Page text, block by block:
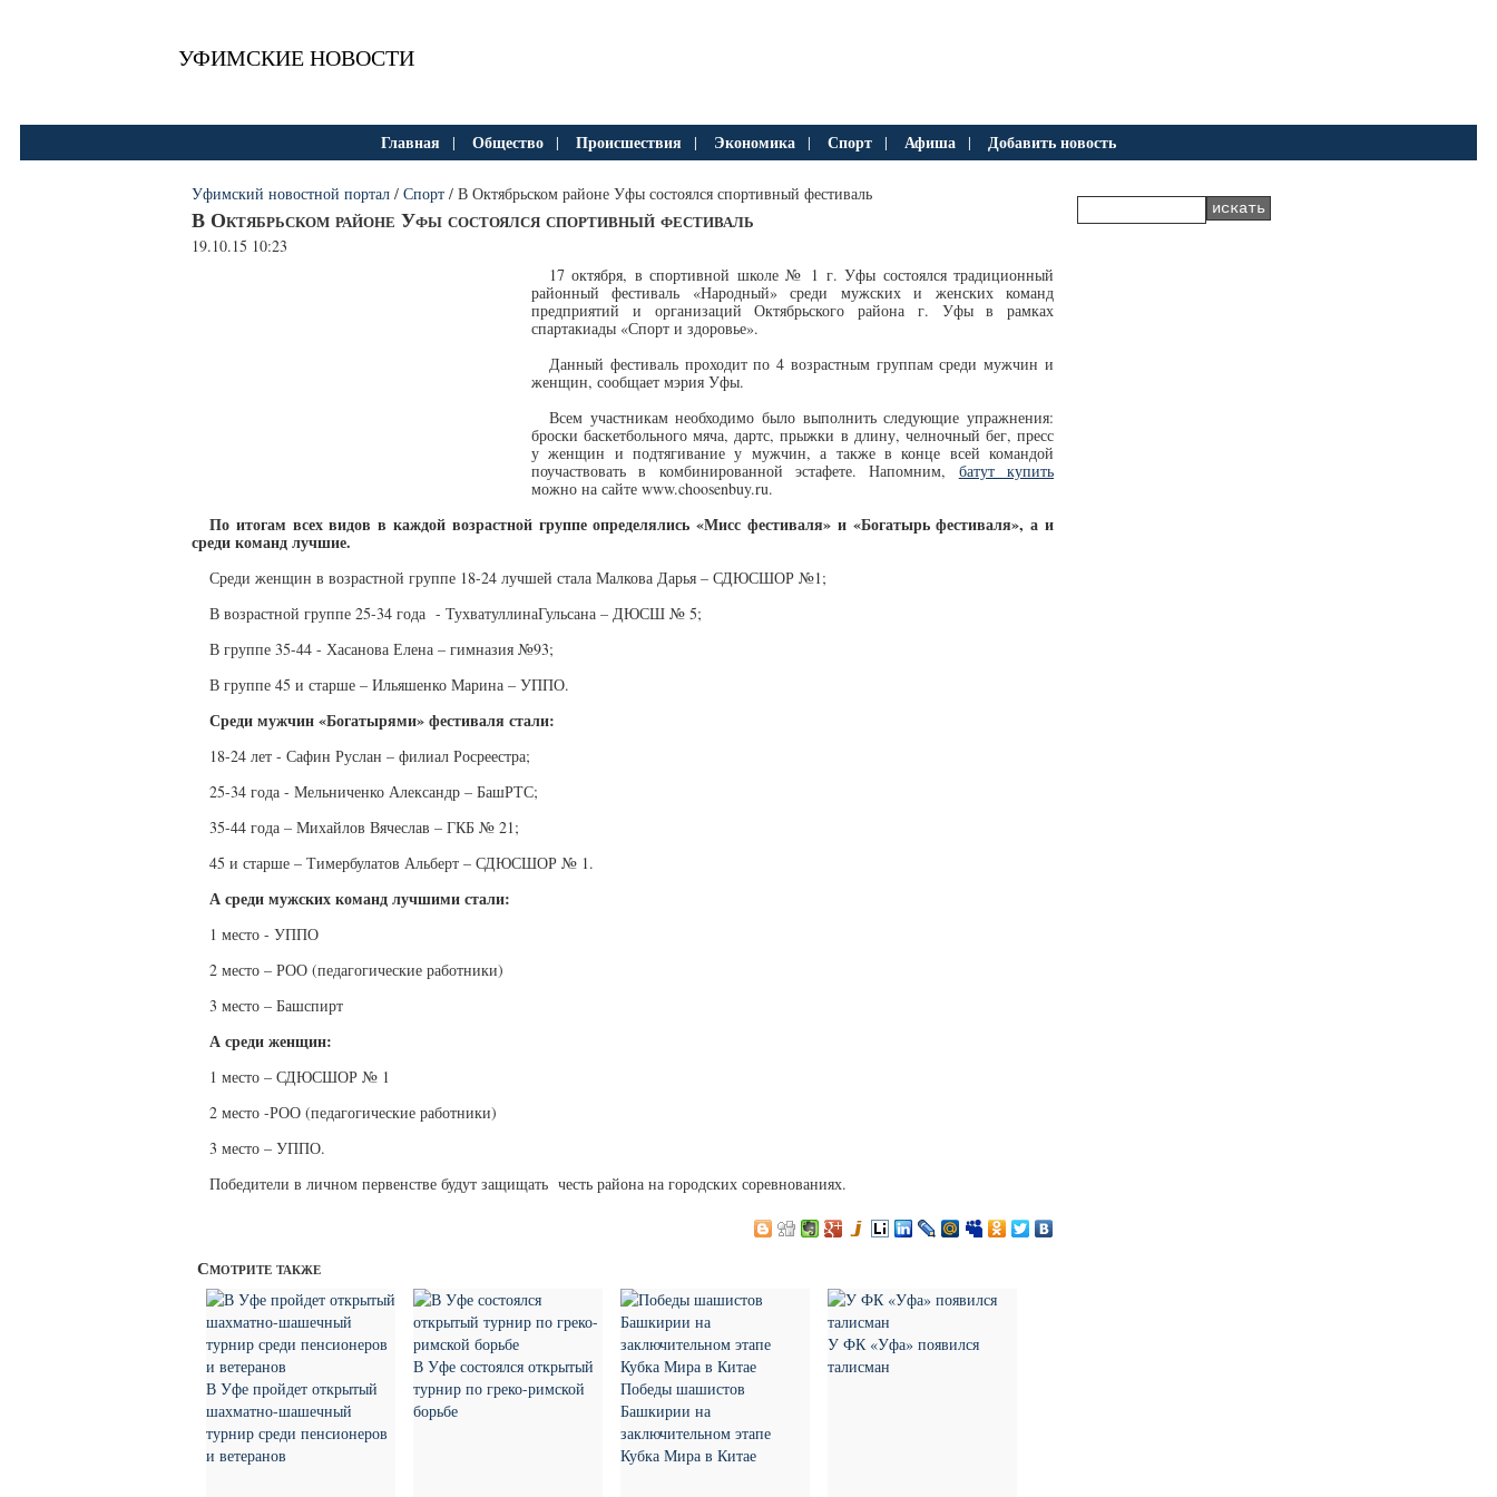
УФИМСКИЕ НОВОСТИ
Главная | Общество | Происшествия | Экономика | Спорт | Афиша | Добавить новость
Уфимский новостной портал / Спорт / В Октябрьском районе Уфы состоялся спортивный фестиваль
В Октябрьском районе Уфы состоялся спортивный фестиваль
19.10.15 10:23
17 октября, в спортивной школе № 1 г. Уфы состоялся традиционный
районный фестиваль «Народный» среди мужских и женских команд
предприятий и организаций Октябрьского района г. Уфы в рамках
спартакиады «Спорт и здоровье».
Данный фестиваль проходит по 4 возрастным группам среди мужчин и
женщин, сообщает мэрия Уфы.
Всем участникам необходимо было выполнить следующие упражнения:
броски баскетбольного мяча, дартс, прыжки в длину, челночный бег, пресс
у женщин и подтягивание у мужчин, а также в конце всей командой
поучаствовать в комбинированной эстафете. Напомним, батут купить
можно на сайте www.choosenbuy.ru.
По итогам всех видов в каждой возрастной группе определялись «Мисс фестиваля» и «Богатырь фестиваля», а и
среди команд лучшие.
Среди женщин в возрастной группе 18-24 лучшей стала Малкова Дарья – СДЮСШОР №1;
В возрастной группе 25-34 года - ТухватуллинаГульсана – ДЮСШ № 5;
В группе 35-44 - Хасанова Елена – гимназия №93;
В группе 45 и старше – Ильяшенко Марина – УППО.
Среди мужчин «Богатырями» фестиваля стали:
18-24 лет - Сафин Руслан – филиал Росреестра;
25-34 года - Мельниченко Александр – БашРТС;
35-44 года – Михайлов Вячеслав – ГКБ № 21;
45 и старше – Тимербулатов Альберт – СДЮСШОР № 1.
А среди мужских команд лучшими стали:
1 место - УППО
2 место – РОО (педагогические работники)
3 место – Башспирт
А среди женщин:
1 место – СДЮСШОР № 1
2 место -РОО (педагогические работники)
3 место – УППО.
Победители в личном первенстве будут защищать честь района на городских соревнованиях.
Смотрите также
В Уфе пройдет открытый
шахматно-шашечный
турнир среди пенсионеров
и ветеранов
В Уфе состоялся открытый
турнир по греко-римской
борьбе
Победы шашистов
Башкирии на
заключительном этапе
Кубка Мира в Китае
У ФК «Уфа» появился
талисман